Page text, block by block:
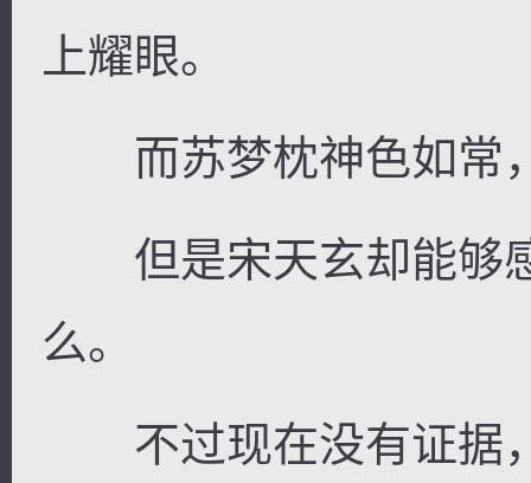
上耀眼。
而苏梦枕神色如常
但是宋天玄却能够
么。
不过现在没有证据